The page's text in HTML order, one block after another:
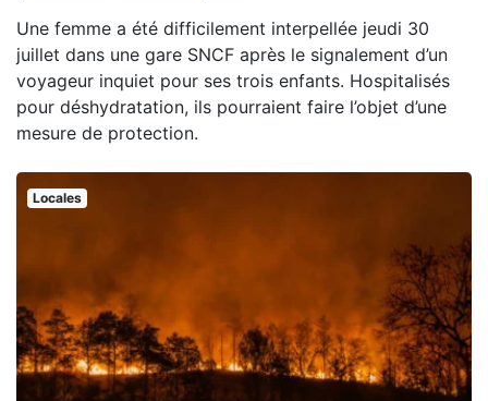
Une femme a été difficilement interpellée jeudi 30
juillet dans une gare SNCF après le signalement d’un
voyageur inquiet pour ses trois enfants. Hospitalisés
pour déshydratation, ils pourraient faire l’objet d’une
mesure de protection.
Locales